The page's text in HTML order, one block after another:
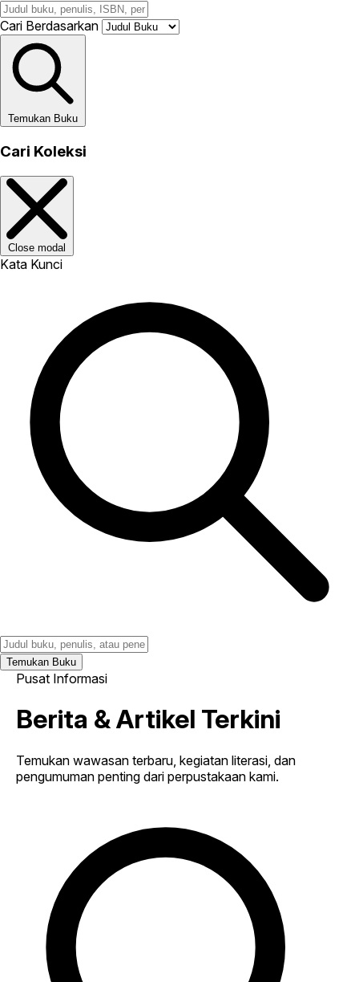
Cari Berdasarkan
Temukan Buku
Cari Koleksi
Close modal
Kata Kunci
Temukan Buku
Pusat Informasi
Berita & Artikel Terkini
Temukan wawasan terbaru, kegiatan literasi, dan
pengumuman penting dari perpustakaan kami.